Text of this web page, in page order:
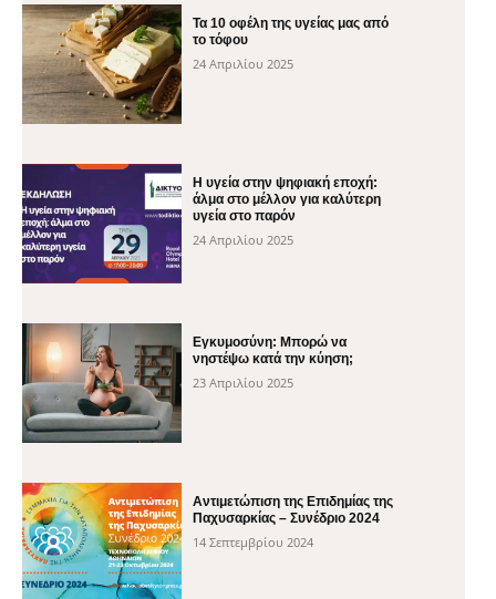
Τα 10 οφέλη της υγείας μας από
το τόφου
24 Απριλίου 2025
H υγεία στην ψηφιακή εποχή:
άλμα στο μέλλον για καλύτερη
υγεία στο παρόν
24 Απριλίου 2025
Εγκυμοσύνη: Μπορώ να
νηστέψω κατά την κύηση;
23 Απριλίου 2025
Αντιμετώπιση της Επιδημίας της
Παχυσαρκίας – Συνέδριο 2024
14 Σεπτεμβρίου 2024